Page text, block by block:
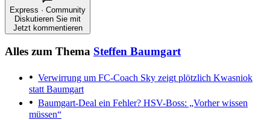
Express · Community
Diskutieren Sie mit
Jetzt kommentieren
Alles zum Thema Steffen Baumgart
Verwirrung um FC-Coach Sky zeigt plötzlich Kwasniok
statt Baumgart
Baumgart-Deal ein Fehler? HSV-Boss: „Vorher wissen
müssen“